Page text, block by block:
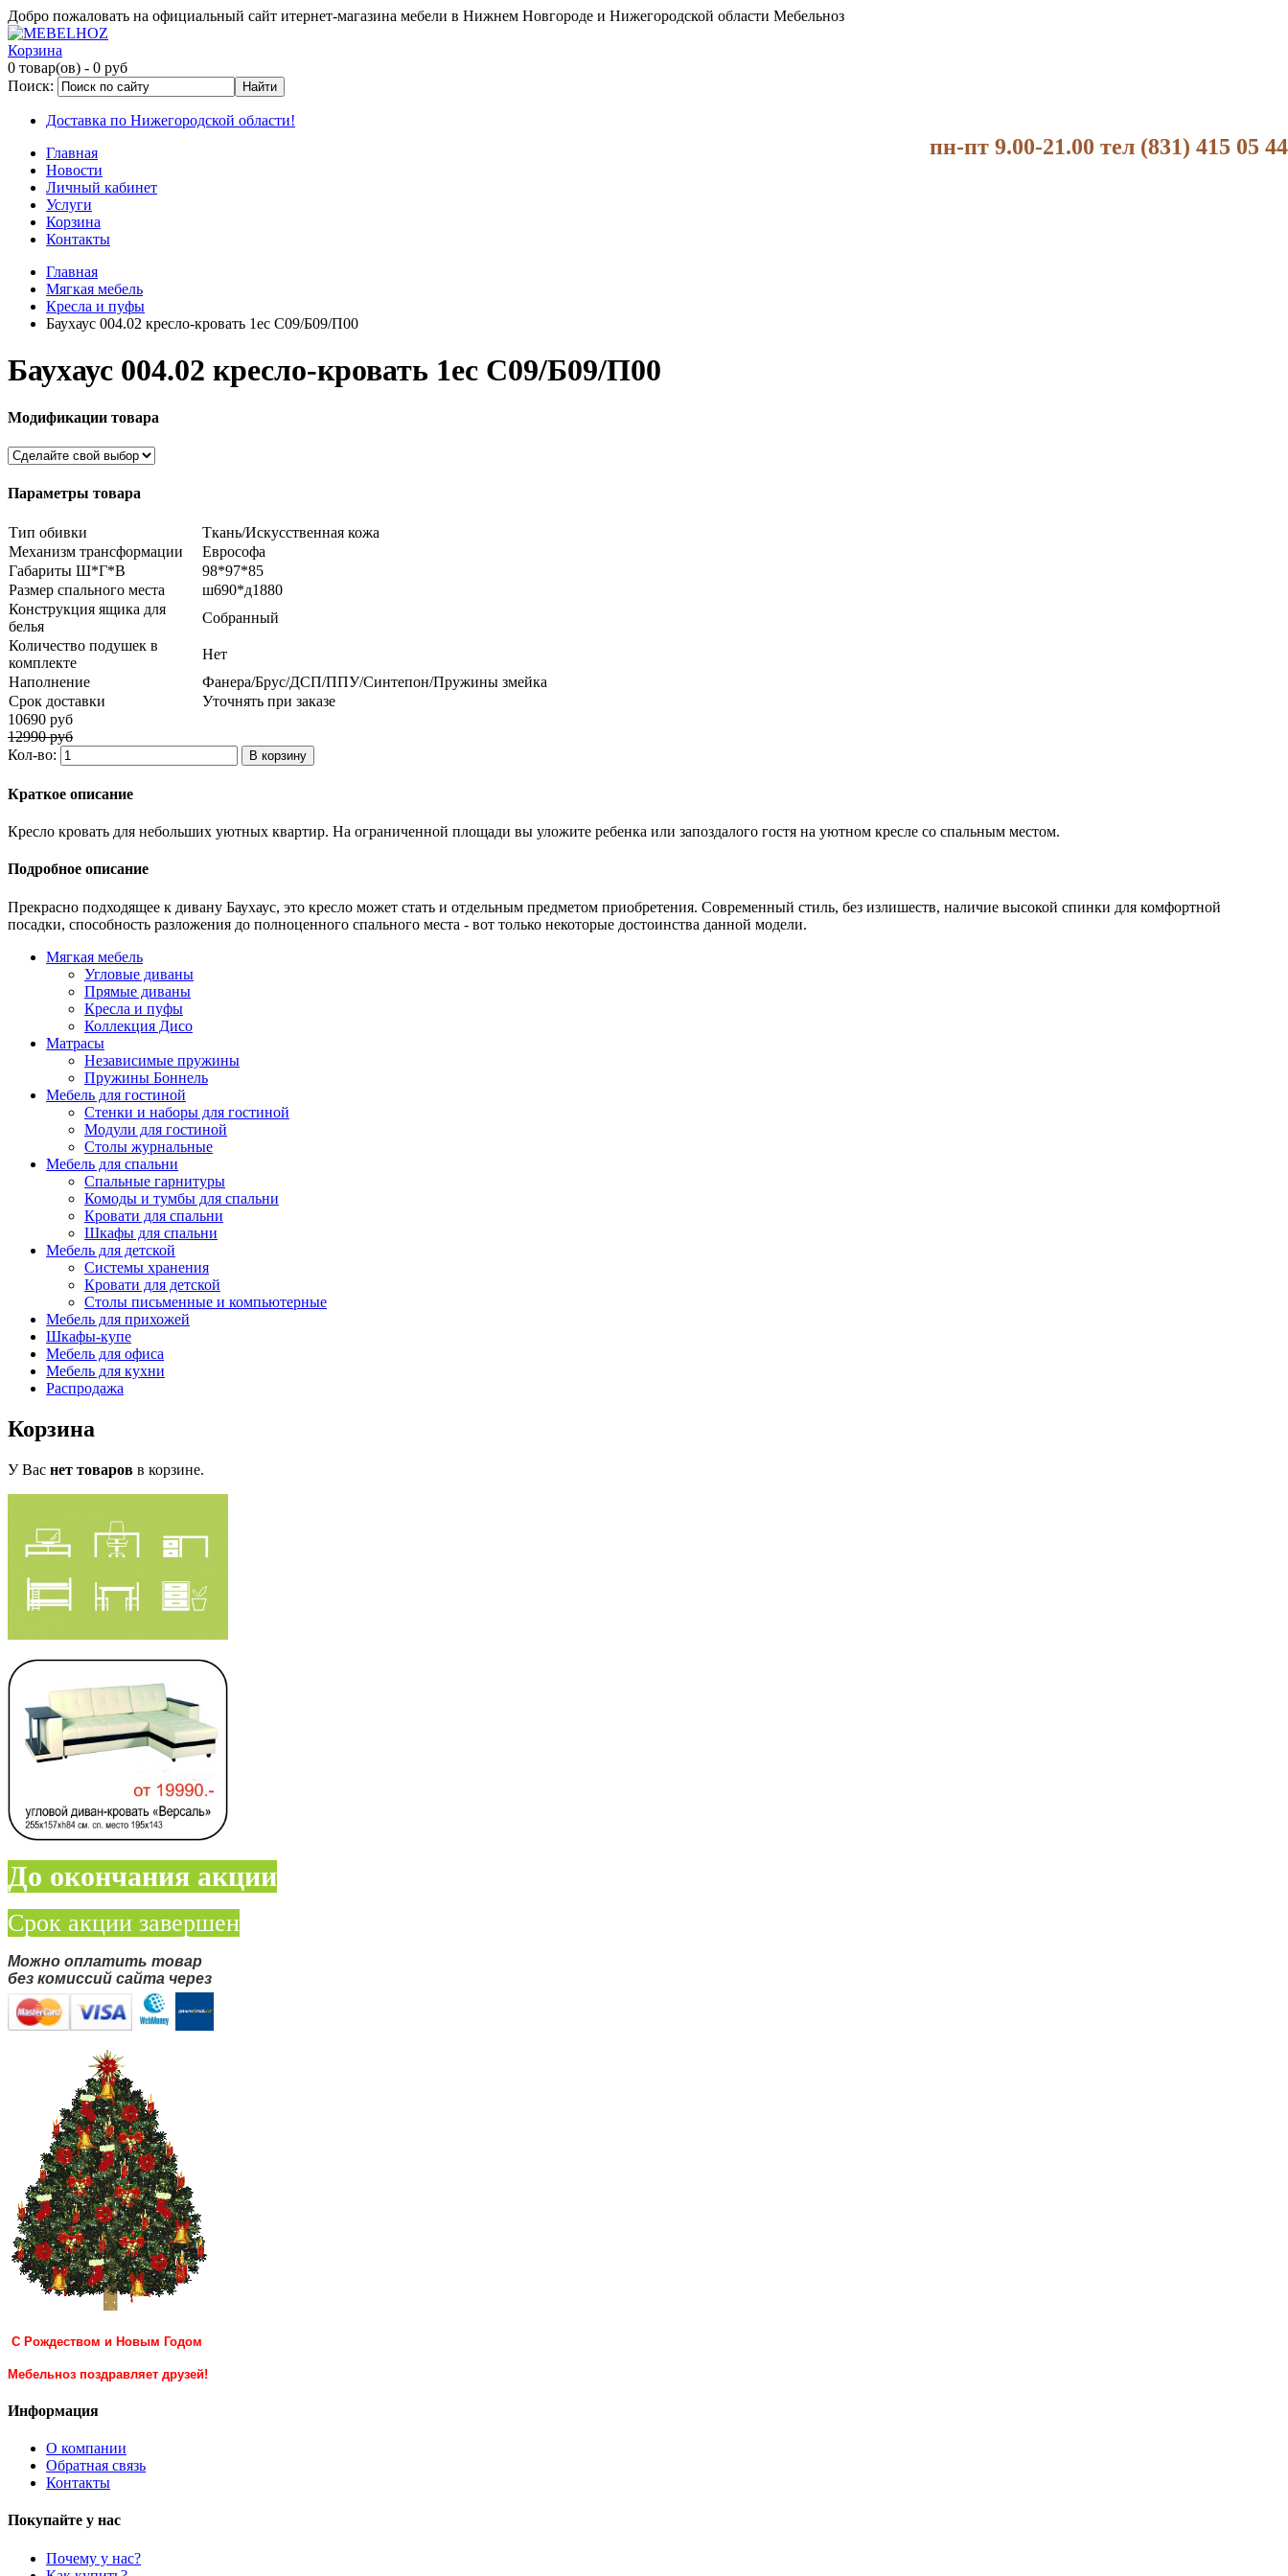
Добро пожаловать на официальный сайт итернет-магазина мебели в Нижнем Новгороде и Нижегородской области Мебельноз
Корзина
0 товар(ов) - 0 руб
пн-пт 9.00-21.00 тел (831) 415 05 44
Поиск:
Доставка по Нижегородской области!
Главная
Новости
Личный кабинет
Услуги
Корзина
Контакты
Главная
Мягкая мебель
Кресла и пуфы
Баухаус 004.02 кресло-кровать 1ес С09/Б09/П00
Баухаус 004.02 кресло-кровать 1ес С09/Б09/П00
Модификации товара
Параметры товара
Тип обивки
Ткань/Искусственная кожа
Механизм трансформации
Еврософа
Габариты Ш*Г*В
98*97*85
Размер спального места
ш690*д1880
Конструкция ящика для
белья
Собранный
Количество подушек в
комплекте
Нет
Наполнение
Фанера/Брус/ДСП/ППУ/Синтепон/Пружины змейка
Срок доставки
Уточнять при заказе
10690 руб
12990 руб
Кол-во:
Краткое описание
Кресло кровать для небольших уютных квартир. На ограниченной площади вы уложите ребенка или запоздалого гостя на уютном кресле со спальным местом.
Подробное описание
Прекрасно подходящее к дивану Баухаус, это кресло может стать и отдельным предметом приобретения. Современный стиль, без излишеств, наличие высокой спинки для комфортной
посадки, способность разложения до полноценного спального места - вот только некоторые достоинства данной модели.
Мягкая мебель
Угловые диваны
Прямые диваны
Кресла и пуфы
Коллекция Дисо
Матрасы
Независимые пружины
Пружины Боннель
Мебель для гостиной
Стенки и наборы для гостиной
Модули для гостиной
Столы журнальные
Мебель для спальни
Спальные гарнитуры
Комоды и тумбы для спальни
Кровати для спальни
Шкафы для спальни
Мебель для детской
Системы хранения
Кровати для детской
Столы письменные и компьютерные
Мебель для прихожей
Шкафы-купе
Мебель для офиса
Мебель для кухни
Распродажа
Корзина
У Вас нет товаров в корзине.
До окончания акции
Срок акции завершен
Можно оплатить товар
без комиссий сайта через
С Рождеством и Новым Годом
Мебельноз поздравляет друзей!
Информация
О компании
Обратная связь
Контакты
Покупайте у нас
Почему у нас?